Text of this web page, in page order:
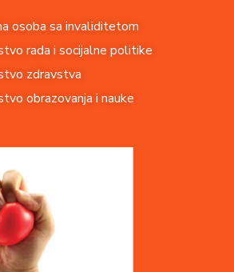
osoba sa invaliditetom
rada i socijalne politike
zdravstva
obrazovanja i nauke